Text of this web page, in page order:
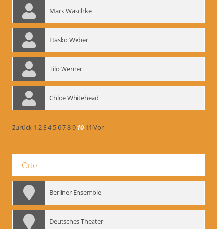
Mark Waschke
Hasko Weber
Tilo Werner
Chloe Whitehead
Zurück 1 234 56789 10 11 Vor
Orte
Berliner Ensemble
Deutsches Theater